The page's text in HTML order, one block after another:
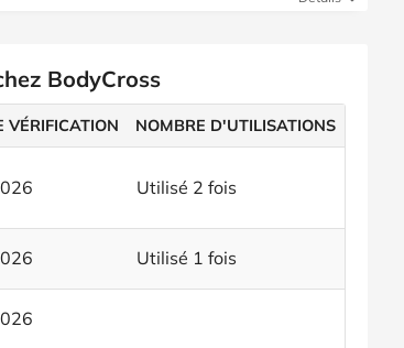
BodyCross
VÉRIFICATION NOMBRE D'UTILISATIONS
Utilisé 2 fois
Utilisé 1 fois